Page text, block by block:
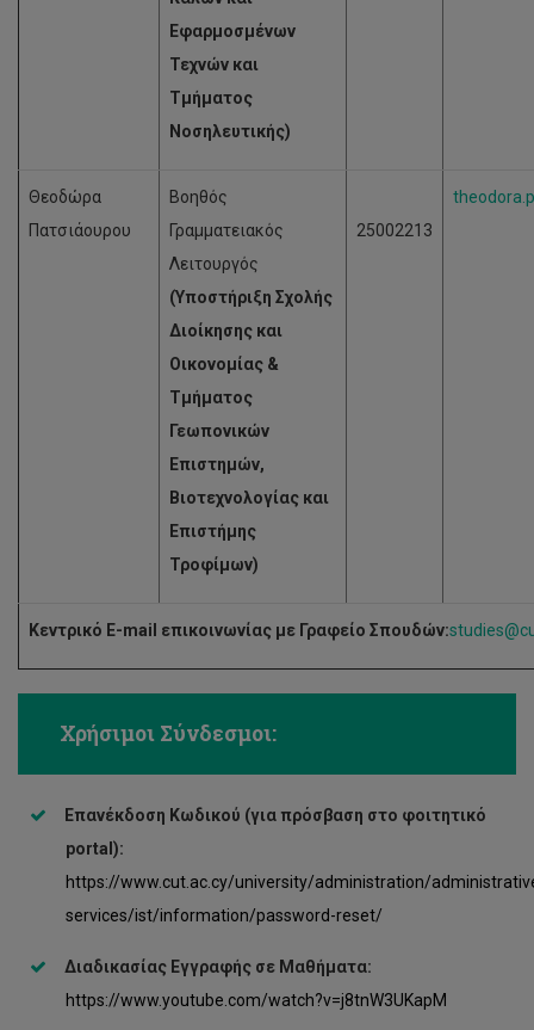
Εφαρμοσμένων
Τεχνών και
Τμήματος
Νοσηλευτικής)
Θεοδώρα
Πατσιάουρου
Βοηθός
Γραμματειακός
Λειτουργός
(Υποστήριξη Σχολής
Διοίκησης και
Οικονομίας &
Τμήματος
Γεωπονικών
Επιστημών,
Βιοτεχνολογίας και
Επιστήμης
Τροφίμων)
25002213
Κεντρικό E-mail επικοινωνίας με Γραφείο Σπουδών:
Χρήσιμοι Σύνδεσμοι:
Επανέκδοση Κωδικού (για πρόσβαση στο φοιτητικό
portal):
https://www.cut.ac.cy/university/administration/
services/ist/information/password-reset/
Διαδικασίας Εγγραφής σε Μαθήματα:
https://www.youtube.com/watch?v=j8tnW3UKapM